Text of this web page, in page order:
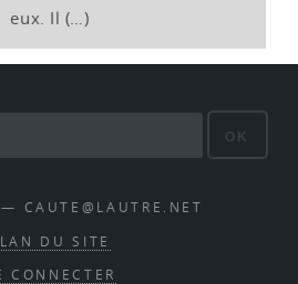
eux. Il (…)
OK
CAUTE@LAUTRE.NET
DU SITE
CONNECTER